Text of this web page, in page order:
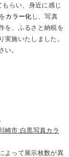
らい、身近に感じ
をカラー化 し、写真
を、ふるさと納税を
施いたしました。
い。
川崎市:白黒写真カラ
よって展示枚数が異